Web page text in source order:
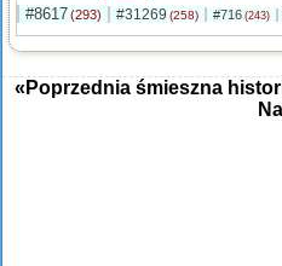
#8617(293) #31269 (258) #716 (243)
«Poprzednia śmieszna